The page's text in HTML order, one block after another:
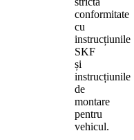
conformitate
cu
instrucțiunile
SKF
și
instrucțiunile
de
montare
pentru
vehicul.